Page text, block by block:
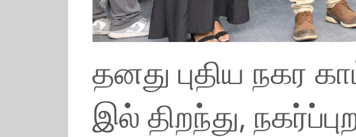
தனது புதிய நகர
இல் திறந்து,